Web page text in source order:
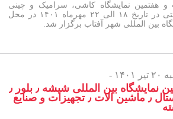
هفتمین نمایشگاه کاشی، سرامیک و چینی
بهداشتی در تاریخ ۱۸ الی ۲۲ مهرماه ۱۴۰۱ در محل
بین المللی شهر آفتاب برگزار شد.
-
کریستال ٫ ماشین الات ٫ تجهیزات و صنایع